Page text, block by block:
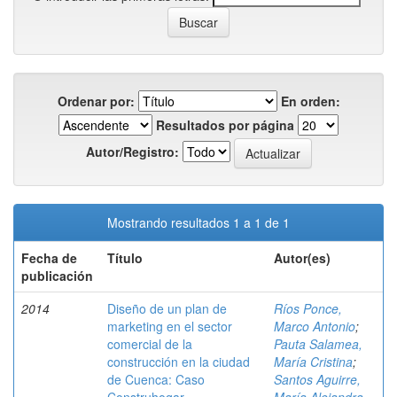
Ordenar por:
En orden:
Resultados por página
Autor/Registro:
Mostrando resultados 1 a 1 de 1
Fecha de
publicación
Título Autor(es)
2014
Diseño de un plan de
marketing en el sector
comercial de la
construcción en la ciudad
de Cuenca: Caso
Ríos Ponce,
Marco Antonio;
Pauta Salamea,
María Cristina;
Santos Aguirre,